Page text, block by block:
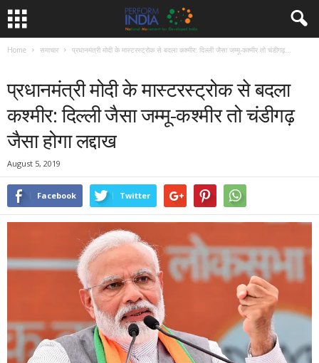
Home समाचार प्रधानमंत्री मोदी के मास्टरस्ट्रोक से बदला कश्मीर: दिल्ली जैसा जम्मू-कश्मीर तो चंडीगढ़...
प्रधानमंत्री मोदी के मास्टरस्ट्रोक से बदला
कश्मीर: दिल्ली जैसा जम्मू-कश्मीर तो चंडीगढ़
जैसा होगा लद्दाख
August 5, 2019
Facebook Twitter